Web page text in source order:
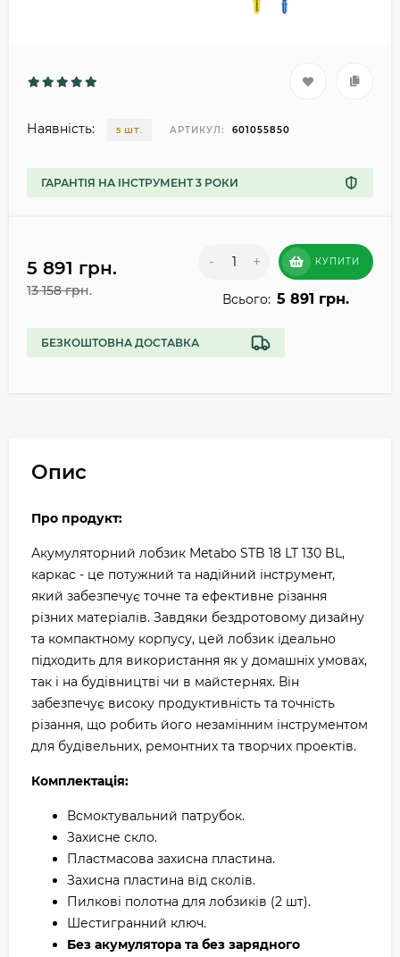
Наявність: 5 ШТ. АРТИКУЛ: 601055850
ГАРАНТІЯ НА ІНСТРУМЕНТ 3 РОКИ
5 891 грн.
13 158 грн.
- + КУПИТИ
Всього: 5 891 грн.
БЕЗКОШТОВНА ДОСТАВКА
Опис
Про продукт:
Акумуляторний лобзик Metabo STB 18 LT 130 BL,
каркас - це потужний та надійний інструмент,
який забезпечує точне та ефективне різання
різних матеріалів. Завдяки бездротовому дизайну
та компактному корпусу, цей лобзик ідеально
підходить для використання як у домашніх умовах,
так і на будівництві чи в майстернях. Він
забезпечує високу продуктивність та точність
різання, що робить його незамінним інструментом
для будівельних, ремонтних та творчих проектів.
Комплектація:
Всмоктувальний патрубок.
Захисне скло.
Пластмасова захисна пластина.
Захисна пластина від сколів.
Пилкові полотна для лобзиків (2 шт).
Шестигранний ключ.
Без акумулятора та без зарядного